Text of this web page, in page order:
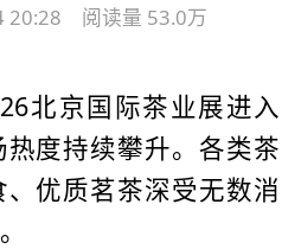
20:28
阅读量 53.0万
北京国际茶业展进入
度持续攀升。各类茶
优质茗茶深受无数消